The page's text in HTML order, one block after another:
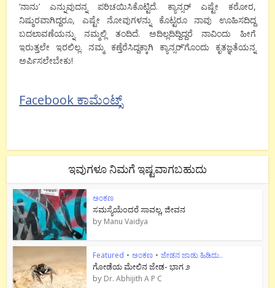
’ನಾನು’ ಎನ್ನುವುದನ್ನ ಪರಿಚಯಿಸಿಕೊಟ್ಟಿದೆ. ಕ್ಯಾನ್ಸರ್ ಎಷ್ಟೇ ಕಠೋರ,
ನಿಷ್ಠುರವಾಗಿದ್ದರೂ, ಎಷ್ಟೇ ನೋವುಗಳನ್ನು ಕೊಟ್ಟರೂ ನಾವು ಊಹಿಸದಿದ್ದ
ಬದಲಾವಣೆಯನ್ನು ನಮ್ಮಲ್ಲಿ ತಂದಿದೆ. ಅದಿಲ್ಲದಿದ್ದಿದ್ದರೆ ನಾವಿಂದು ಹೀಗೆ
ಇರುತ್ತಲೇ ಇರಲಿಲ್ಲ. ನಮ್ಮ ಕಣ್ತೆರೆಸಿದ್ದಕ್ಕಾಗಿ ಕ್ಯಾನ್ಸರ್’ಗೊಂದು ಕೃತಜ್ಞತೆಯನ್ನ
ಅರ್ಪಿಸಲೇಬೇಕು!
Facebook ಕಾಮೆಂಟ್ಸ್
ಇವುಗಳೂ ನಿಮಗೆ ಇಷ್ಟವಾಗಬಹುದು
ಅಂಕಣ
ಸಮಸ್ಯೆಯೆಂದರೆ ಸಾವಲ್ಲ, ಜೀವನ
by Manu Vaidya
Featured • ಅಂಕಣ • ಜೇಡನ ಜಾಡು ಹಿಡಿದು..
ಗೋಡೆಯ ಮೇಲಿನ ಜೇಡ- ಭಾಗ ೨
by Dr. Abhijith A P C